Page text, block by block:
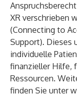
XR verschrieben
(Connecting to
Support). Dieses
individuelle
finanzieller Hilfe,
Ressourcen.
finden Sie unter